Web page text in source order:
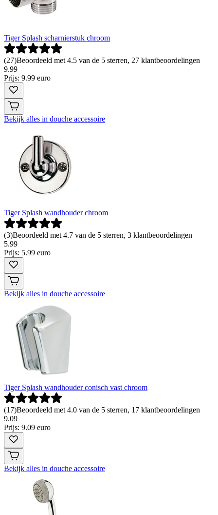
Tiger Splash scharnierstuk chroom
(27)Beoordeeld met 4.5 van de 5 sterren, 27 klantbeoordelingen
9.99
Prijs: 9.99 euro
Bekijk alles in douche accessoire
Tiger Splash wandhouder chroom
(3)Beoordeeld met 4.7 van de 5 sterren, 3 klantbeoordelingen
5.99
Prijs: 5.99 euro
Bekijk alles in douche accessoire
Tiger Splash wandhouder conisch vast chroom
(17)Beoordeeld met 4.0 van de 5 sterren, 17 klantbeoordelingen
9.09
Prijs: 9.09 euro
Bekijk alles in douche accessoire